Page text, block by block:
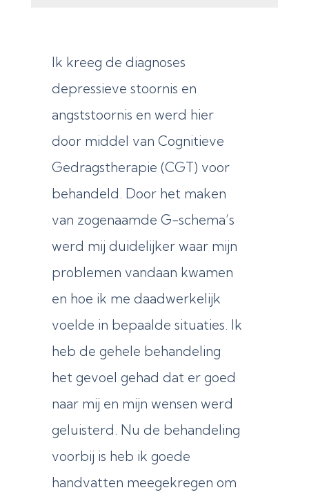
Ik kreeg de diagnoses
depressieve stoornis en
angststoornis en werd hier
door middel van Cognitieve
Gedragstherapie (CGT) voor
behandeld. Door het maken
van zogenaamde G-schema’s
werd mij duidelijker waar mijn
problemen vandaan kwamen
en hoe ik me daadwerkelijk
voelde in bepaalde situaties. Ik
heb de gehele behandeling
het gevoel gehad dat er goed
naar mij en mijn wensen werd
geluisterd. Nu de behandeling
voorbij is heb ik goede
handvatten meegekregen om